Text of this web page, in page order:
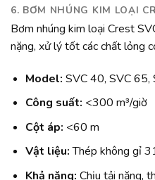
6. BƠM NHÚNG KIM LOẠI
Bơm nhúng kim loại Crest
nặng, xử lý tốt các chất lỏng
Model: SVC 40, SVC 65,
Công suất: <300 m³/giờ
Cột áp: <60 m
Vật liệu:Thép không gỉ
Khả năng: Chịu tải nặng,